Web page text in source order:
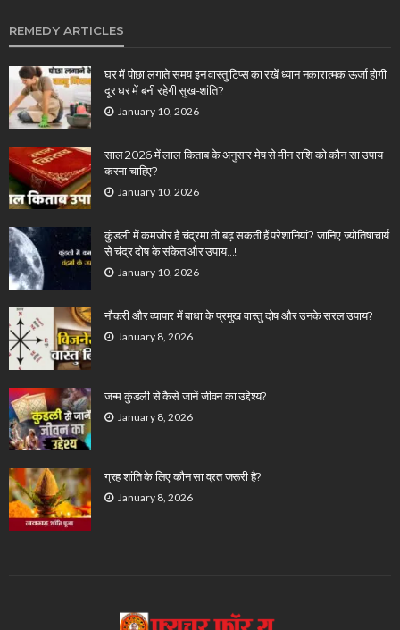
REMEDY ARTICLES
घर में पोछा लगाते समय इन वास्तु टिप्स का रखें ध्यान नकारात्मक ऊर्जा होगी
दूर घर में बनी रहेगी सुख-शांति?
January 10, 2026
साल 2026 में लाल किताब के अनुसार मेष से मीन राशि को कौन सा उपाय
करना चाहिए?
January 10, 2026
कुंडली में कमजोर है चंद्रमा तो बढ़ सकती हैं परेशानियां? जानिए ज्योतिषाचार्य
से चंद्र दोष के संकेत और उपाय…!
January 10, 2026
नौकरी और व्यापार में बाधा के प्रमुख वास्तु दोष और उनके सरल उपाय?
January 8, 2026
जन्म कुंडली से कैसे जानें जीवन का उद्देश्य?
January 8, 2026
ग्रह शांति के लिए कौन सा व्रत जरूरी है?
January 8, 2026